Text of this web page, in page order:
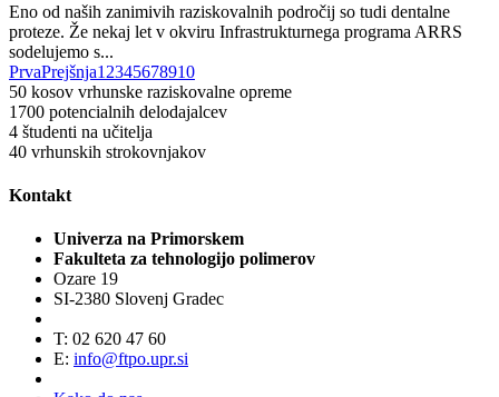
Eno od naših zanimivih raziskovalnih področij so tudi dentalne
proteze. Že nekaj let v okviru Infrastrukturnega programa ARRS
sodelujemo s...
PrvaPrejšnja1 2345678910
50 kosov vrhunske raziskovalne opreme
1700 potencialnih delodajalcev
4 študenti na učitelja
40 vrhunskih strokovnjakov
Kontakt
Univerza na Primorskem
Fakulteta za tehnologijo polimerov
Ozare 19
SI-2380 Slovenj Gradec
T: 02 620 47 60
E: info@ftpo.upr.si